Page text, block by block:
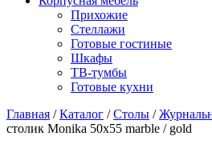
Прихожие
Стеллажи
Готовые гостиные
Шкафы
ТВ-тумбы
Готовые кухни
Главная /Каталог /Столы /
столик Monika 50х55 marble / gold